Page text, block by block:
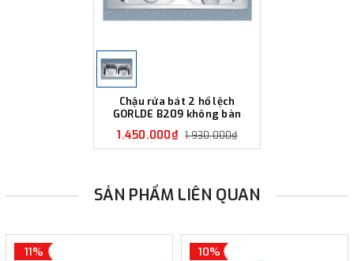
Chậu rửa bát 2 hố lệch
GORLDE B209 không bàn
1.450.000₫ 1.930.000₫
SẢN PHẨM LIÊN QUAN
11% 10%